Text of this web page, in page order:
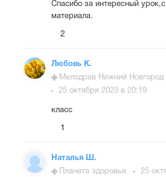
Спасибо за интересный
материала.
2
Любовь К.
Мелздрав Нижний Новгород
25 октября 2023 в 20:19
класс
1
Наталья Ш.
Планета здоровья
25